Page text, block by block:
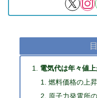
電気代は年々値
燃料価格の上昇
原子力発電所